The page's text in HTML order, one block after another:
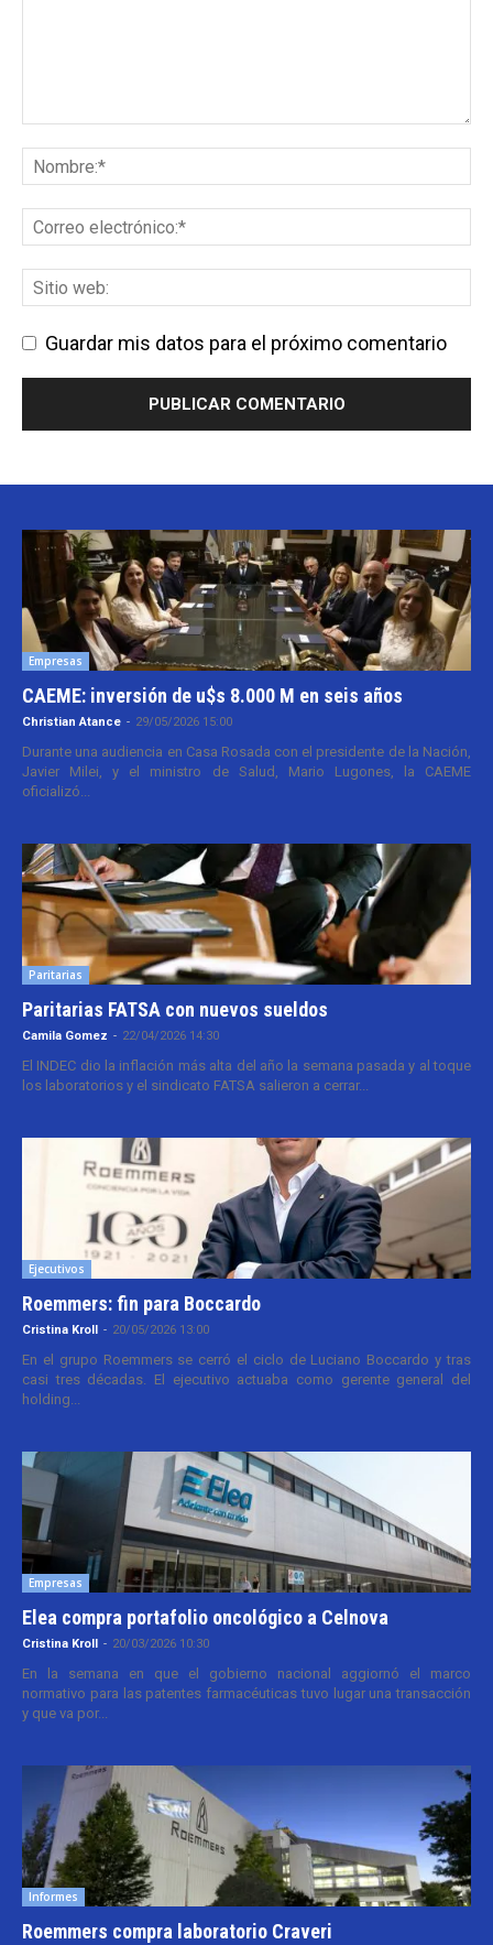
Guardar mis datos para el próximo comentario
Empresas
CAEME: inversión de u$s 8.000 M en seis años
Christian Atance - 29/05/2026 15:00
Durante una audiencia en Casa Rosada con el presidente de la Nación,
Javier Milei, y el ministro de Salud, Mario Lugones, la CAEME
oficializó...
Paritarias
Paritarias FATSA con nuevos sueldos
Camila Gomez - 22/04/2026 14:30
El INDEC dio la inflación más alta del año la semana pasada y al toque
los laboratorios y el sindicato FATSA salieron a cerrar...
Ejecutivos
Roemmers: fin para Boccardo
Cristina Kroll - 20/05/2026 13:00
En el grupo Roemmers se cerró el ciclo de Luciano Boccardo y tras
casi tres décadas. El ejecutivo actuaba como gerente general del
holding...
Empresas
Elea compra portafolio oncológico a Celnova
Cristina Kroll - 20/03/2026 10:30
En la semana en que el gobierno nacional aggiornó el marco
normativo para las patentes farmacéuticas tuvo lugar una transacción
y que va por...
Informes
Roemmers compra laboratorio Craveri